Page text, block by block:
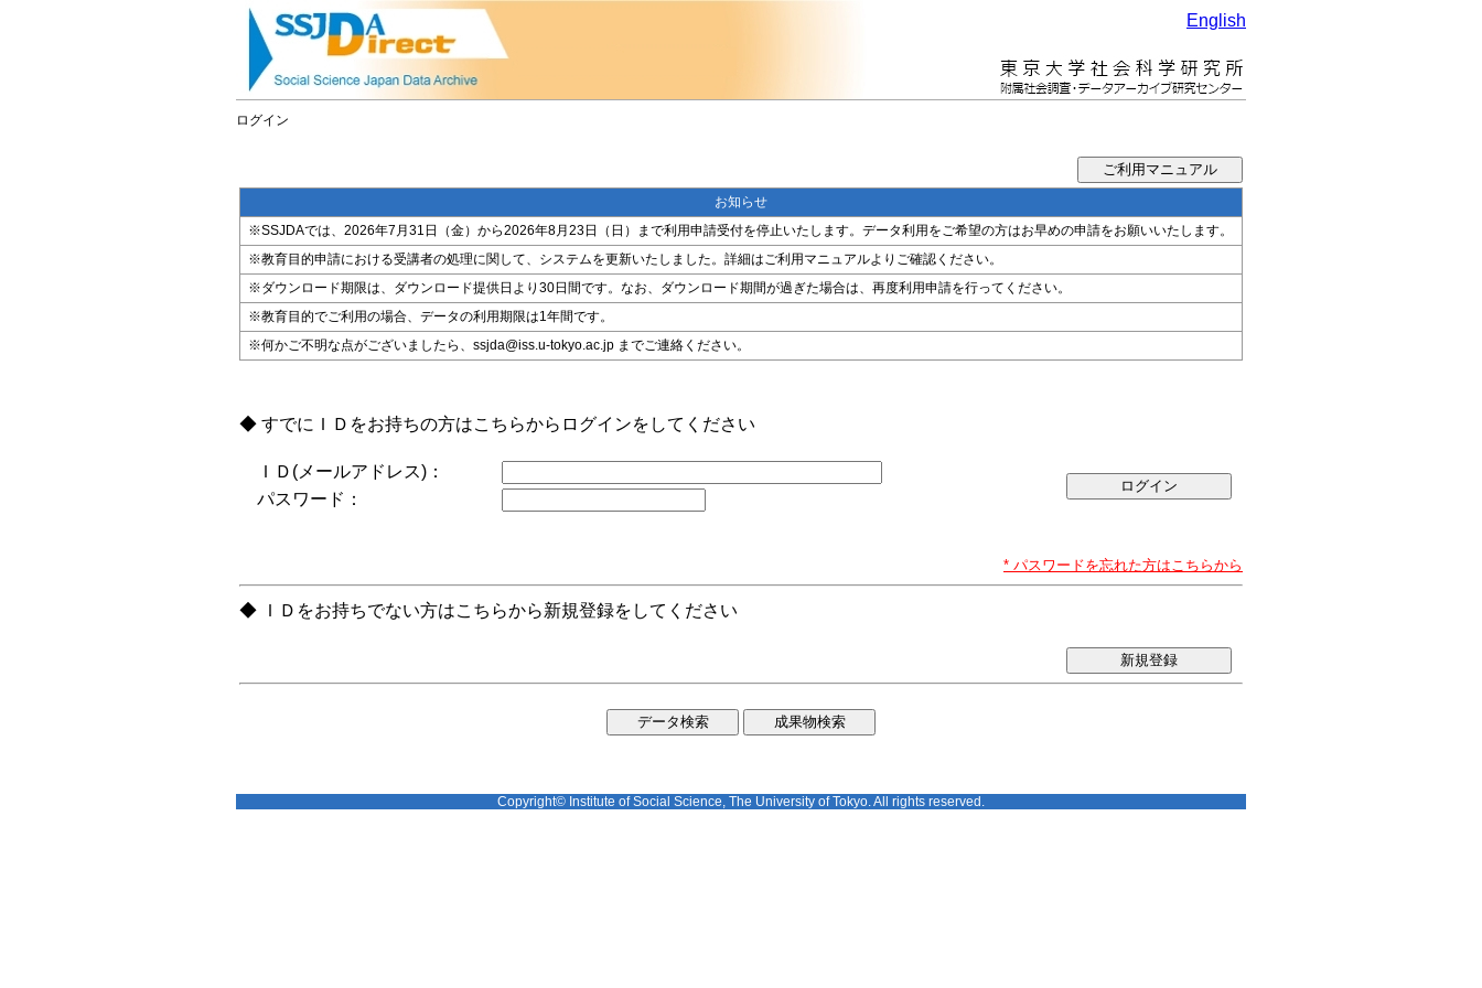
English
ログイン
お知らせ
※SSJDAでは、2026年7月31日（金）から2026年8月23日（日）まで利用申請受付を停止いたします。データ利用をご希望の方はお早めの申請をお願いいたします。
※教育目的申請における受講者の処理に関して、システムを更新いたしました。詳細はご利用マニュアルよりご確認ください。
※ダウンロード期限は、ダウンロード提供日より30日間です。なお、ダウンロード期間が過ぎた場合は、再度利用申請を行ってください。
※教育目的でご利用の場合、データの利用期限は1年間です。
※何かご不明な点がございましたら、ssjda@iss.u-tokyo.ac.jp までご連絡ください。
◆ すでにＩＤをお持ちの方はこちらからログインをしてください
ＩＤ(メールアドレス)：
パスワード：
* パスワードを忘れた方はこちらから
◆ ＩＤをお持ちでない方はこちらから新規登録をしてください
新規登録
Copyright© Institute of Social Science, The University of Tokyo. All rights reserved.